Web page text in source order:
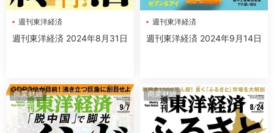
週刊東洋経済
週刊東洋経済 2024年8月31日
週刊東洋経済
週刊東洋経済 2024年9月14日
商業财經 商業财經